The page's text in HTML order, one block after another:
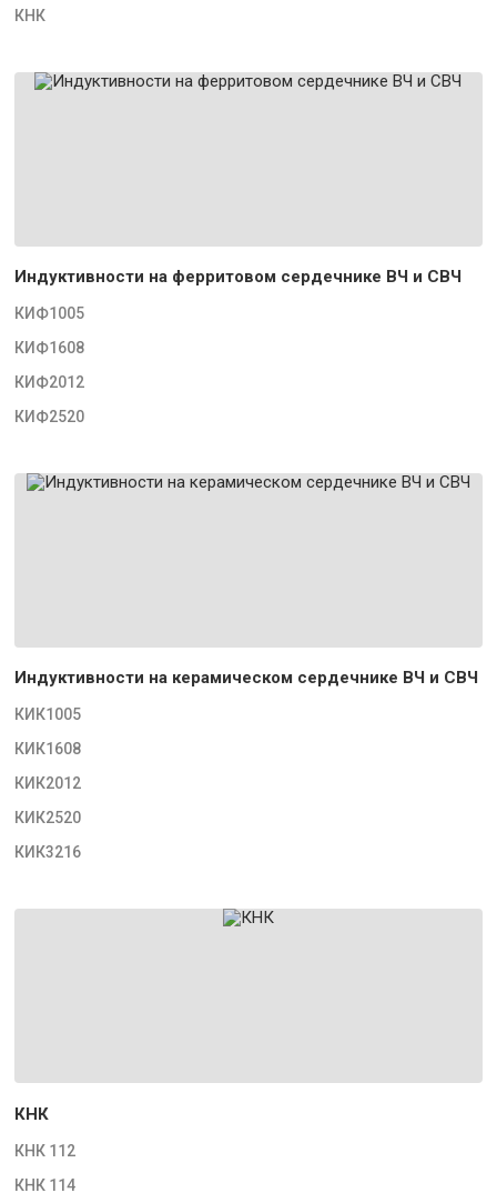
КНК
Индуктивности на ферритовом сердечнике ВЧ и СВЧ
КИФ1005
КИФ1608
КИФ2012
КИФ2520
Индуктивности на керамическом сердечнике ВЧ и СВЧ
КИК1005
КИК1608
КИК2012
КИК2520
КИК3216
КНК
КНК 112
КНК 114